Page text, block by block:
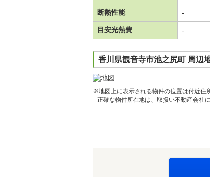
断熱性能 -
目安光熱費 -
香川県観音寺市池之尻町 周辺
※地図上に表示される物件の位置は付近住
正確な物件所在地は、取扱い不動産会社